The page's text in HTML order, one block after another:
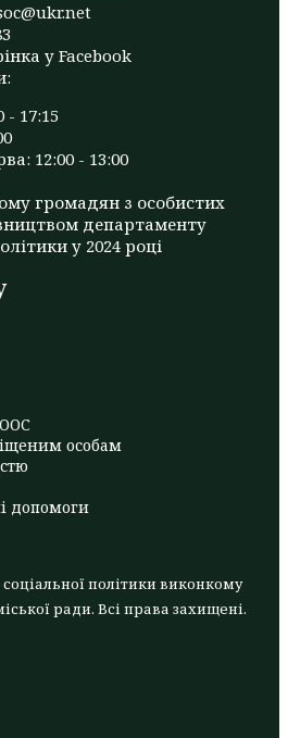
у Facebook
- 17:15
12:00 - 13:00
громадян з особистих
департаменту
у 2024 році
особам
допомоги
політики виконкому
ради. Всі права захищені.